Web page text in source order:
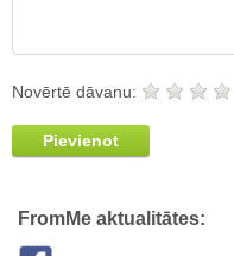
Novērtē dāvanu:
Pievienot
FromMe aktualitātes: